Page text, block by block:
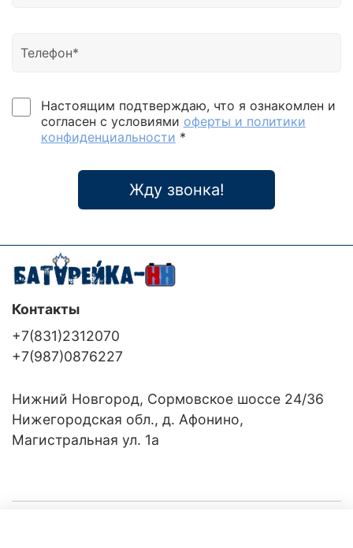
Настоящим подтверждаю, что я ознакомлен и
согласен с условиями оферты и политики
конфиденциальности *
Жду звонка!
Контакты
+7(831)2312070
+7(987)0876227
Нижний Новгород, Сормовское шоссе 24/36
Нижегородская обл., д. Афонино,
Магистральная ул. 1а